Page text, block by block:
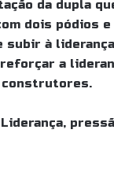
da dupla
dois pódios
subir à
a
construtores.